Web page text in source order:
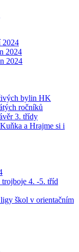
2024
2024
2024
bylin HK
ročníků
3. třídy
a Hrajme si i
4. -5. tříd
škol v orientačním